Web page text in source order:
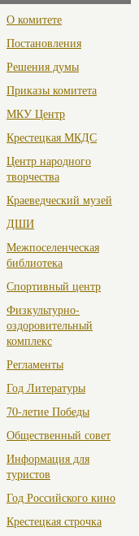
О комитете
Постановления
Решения думы
Приказы комитета
МКУ Центр
Крестецкая МКДС
Центр народного
творчества
Краеведческий музей
ДШИ
Межпоселенческая
библиотека
Спортивный центр
Физкультурно-
оздоровительный
комплекс
Регламенты
Год Литературы
70-летие Победы
Общественный совет
Информация для
туристов
Год Российского кино
Крестецкая строчка